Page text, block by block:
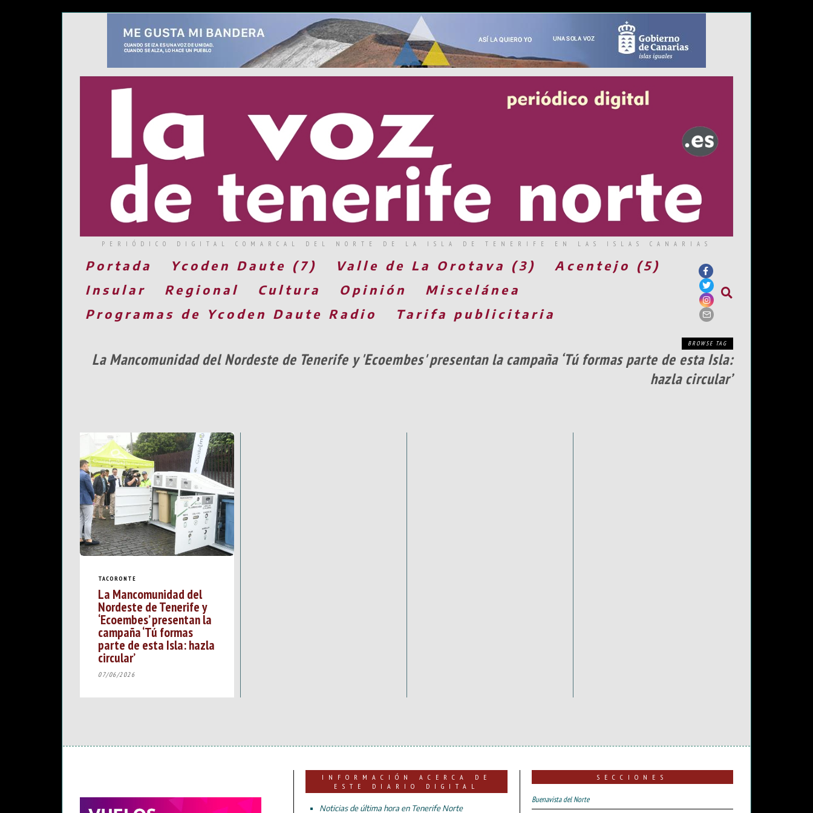
PERIÓDICO DIGITAL COMARCAL DEL NORTE DE LA ISLA DE TENERIFE EN LAS ISLAS CANARIAS
Portada Ycoden Daute (7) Valle de La Orotava (3)
Acentejo (5)
Insular
Regional Cultura Opinión
Miscelánea
Programas de Ycoden Daute Radio
Tarifa publicitaria
BROWSE TAG
La Mancomunidad del Nordeste de Tenerife y 'Ecoembes' presentan la campaña ‘Tú formas parte de esta Isla:
hazla circular’
TACORONTE
La Mancomunidad del
Nordeste de Tenerife y
‘Ecoembes’ presentan la
campaña ‘Tú formas
parte de esta Isla: hazla
circular’
07/06/2026
INFORMACIÓN ACERCA DE
ESTE DIARIO DIGITAL
Noticias de última hora en Tenerife Norte
SECCIONES
Buenavista del Norte